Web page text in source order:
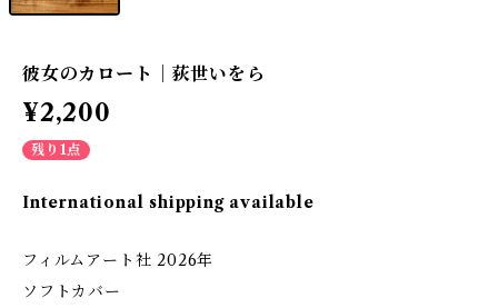
彼女のカロート｜荻世いをら
¥2,200
残り1点
International shipping available
フィルムアート社 2026年
ソフトカバー